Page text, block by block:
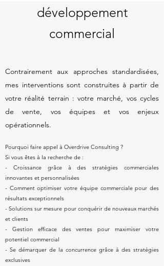
développement
commercial
​Contrairement aux approches standardisées,
mes interventions sont construites à partir de
votre réalité terrain : votre marché, vos cycles
de vente, vos équipes et vos enjeux
opérationnels.
Pourquoi faire appel à Overdrive Consulting ?
Si vous êtes à la recherche de :
- Croissance grâce à des stratégies commerciales
innovantes et personnalisées
- Comment optimiser votre équipe commerciale pour des
résultats exceptionnels
- Solutions sur mesure pour conquérir de nouveaux marchés
et clients
- Gestion efficace des ventes pour maximiser votre
potentiel commercial
- Se démarquer de la concurrence grâce à des stratégies
exclusives